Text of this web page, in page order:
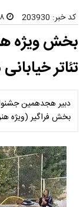
کد خبر: 203930
بخش ویژه
تئاتر
دبیر هجدهمین
بخش فراگیر (ویژه